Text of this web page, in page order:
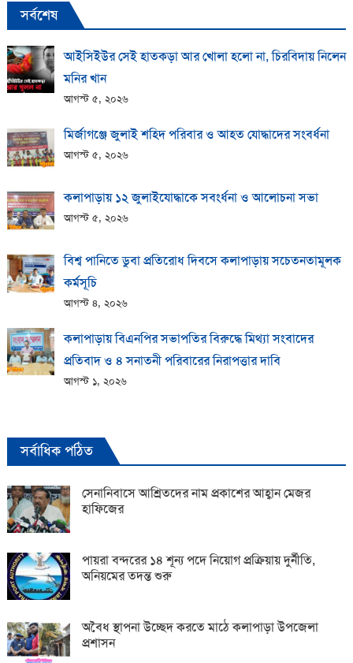
সর্বশেষ
আইসিইউর সেই হাতকড়া আর খোলা হলো না, চিরবিদায় নিলেন
মনির খান
আগস্ট ৫, ২০২৬
মির্জাগঞ্জে জুলাই শহিদ পরিবার ও আহত যোদ্ধাদের সংবর্ধনা
আগস্ট ৫, ২০২৬
কলাপাড়ায় ১২ জুলাইযোদ্ধাকে সবংর্ধনা ও আলোচনা সভা
আগস্ট ৫, ২০২৬
বিশ্ব পানিতে ডুবা প্রতিরোধ দিবসে কলাপাড়ায় সচেতনতামূলক
কর্মসূচি
আগস্ট ৪, ২০২৬
কলাপাড়ায় বিএনপির সভাপতির বিরুদ্ধে মিথ্যা সংবাদের
প্রতিবাদ ও ৪ সনাতনী পরিবারের নিরাপত্তার দাবি
আগস্ট ১, ২০২৬
সর্বাধিক পঠিত
সেনানিবাসে আশ্রিতদের নাম প্রকাশের আহ্বান মেজর
হাফিজের
পায়রা বন্দরের ১৪ শূন্য পদে নিয়োগ প্রক্রিয়ায় দুর্নীতি,
অনিয়মের তদন্ত শুরু
অবৈধ স্থাপনা উচ্ছেদ করতে মাঠে কলাপাড়া উপজেলা
প্রশাসন